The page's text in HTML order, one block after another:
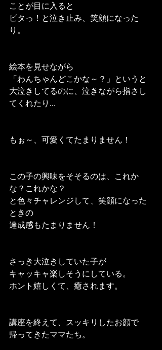
ことが目に入ると
ピタっ！と泣き止み、笑顔になった
り。
絵本を見せながら
「わんちゃんどこかな～？」というと
大泣きしてるのに、泣きながら指さし
てくれたり...
もぉ～、可愛くてたまりません！
この子の興味をそそるのは、これか
な？これかな？
と色々チャレンジして、笑顔になった
ときの
達成感もたまりません！
さっき大泣きしていた子が
キャッキャ楽しそうにしている。
ホント嬉しくて、癒されます。
講座を終えて、スッキリしたお顔で
帰ってきたママたち。